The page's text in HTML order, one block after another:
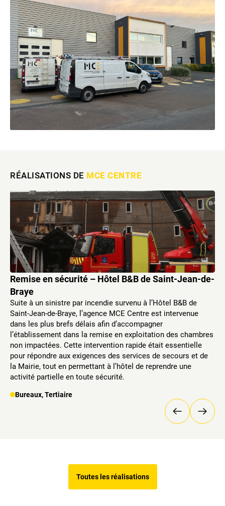
RÉALISATIONS DE MCE CENTRE
Remise en sécurité – Hôtel B&B de Saint-Jean-de-
Braye
Suite à un sinistre par incendie survenu à l’Hôtel B&B de
Saint-Jean-de-Braye, l’agence MCE Centre est intervenue
dans les plus brefs délais afin d’accompagner
l’établissement dans la remise en exploitation des chambres
non impactées. Cette intervention rapide était essentielle
pour répondre aux exigences des services de secours et de
la Mairie, tout en permettant à l’hôtel de reprendre une
activité partielle en toute sécurité.
Bureaux, Tertiaire
Toutes les réalisations